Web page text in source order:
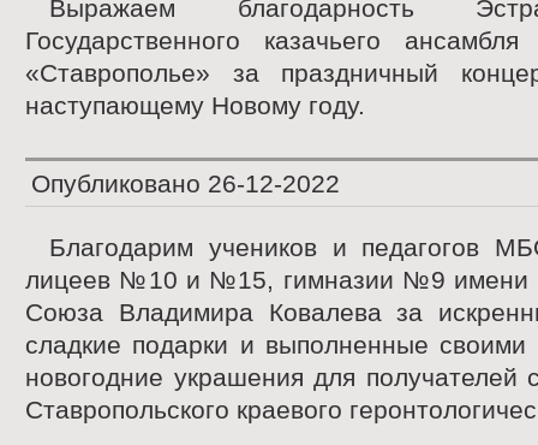
Выражаем благодарность
Государственного казачьего
«Ставрополье» за праздничный
наступающему Новому году.
Опубликовано 26-12-2022
Благодарим учеников и
лицеев №10 и №15, гимназии №9 имени
Союза Владимира Ковалева за
сладкие подарки и выполненные своими
новогодние украшения для получателей
Ставропольского краевого